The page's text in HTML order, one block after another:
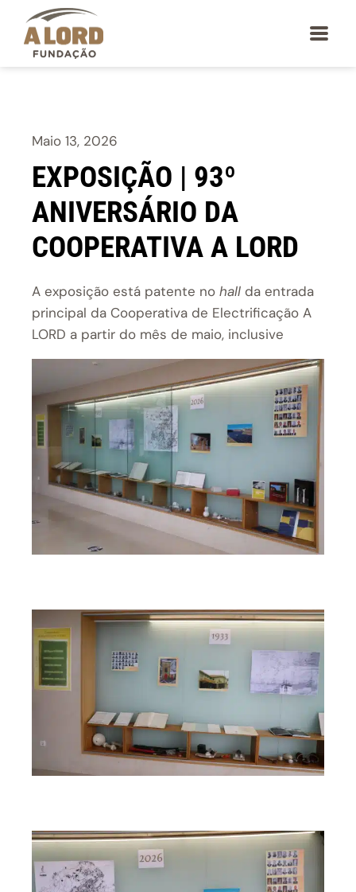
Maio 13, 2026
EXPOSIÇÃO | 93º
ANIVERSÁRIO DA
COOPERATIVA A LORD
A exposição está patente no hall da entrada
principal da Cooperativa de Electrificação A
LORD a partir do mês de maio, inclusive